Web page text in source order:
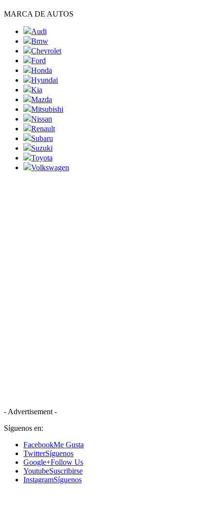
MARCA DE AUTOS
Audi
Bmw
Chevrolet
Ford
Honda
Hyundai
Kia
Mazda
Mitsubishi
Nissan
Renault
Subaru
Suzuki
Toyota
Volkswagen
- Advertisement -
Síguenos en:
FacebookMe Gusta
TwitterSíguenos
Google+Follow Us
YoutubeSuscribirse
InstagramSíguenos